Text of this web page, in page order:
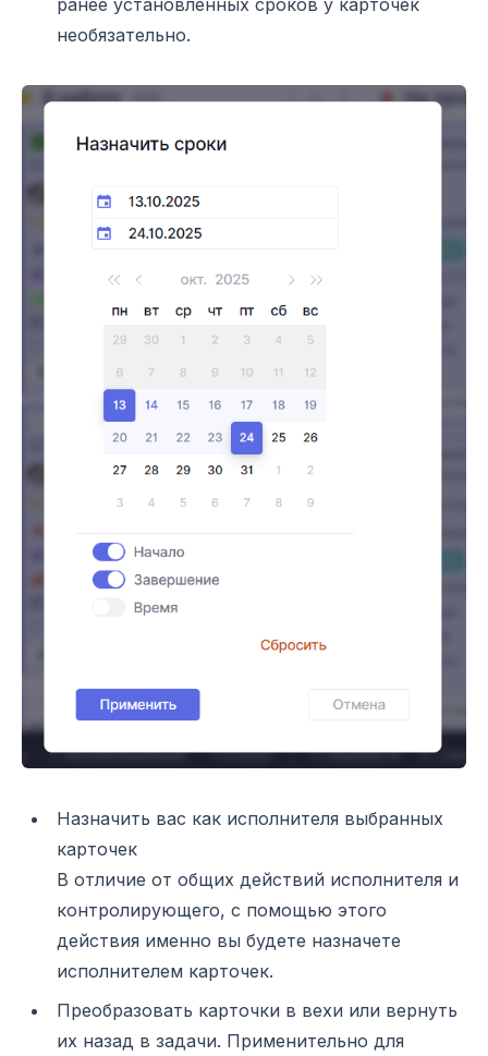
необязательно.
Назначить вас как исполнителя выбранных
карточек
В отличие от общих действий исполнителя и
контролирующего, с помощью этого
действия именно вы будете назначете
исполнителем карточек.
Преобразовать карточки в вехи или вернуть
их назад в задачи. Применительно для